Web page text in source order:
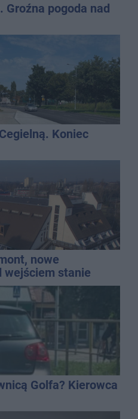
Groźna pogoda nad
Koniec
nowe
wejściem stanie
Golfa? Kierowca